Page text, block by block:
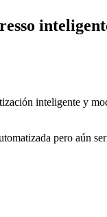
inteligente y
pero aún